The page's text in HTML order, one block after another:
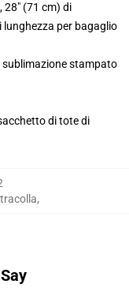
28" (71 cm) di
lunghezza per bagaglio
sublimazione stampato
di tote di
,